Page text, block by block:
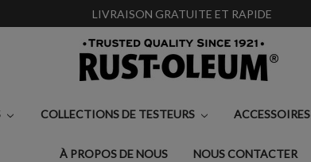
LIVRAISON GRATUITE ET RAPIDE
COLLECTIONS DE TESTEURS ACCESSOIRES
À PROPOS DE NOUS NOUS CONTACTER